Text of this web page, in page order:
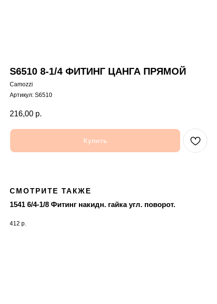
S6510 8-1/4 ФИТИНГ ЦАНГА ПРЯМОЙ
Camozzi
Артикул: S6510
216,00 р.
Купить
СМОТРИТЕ ТАКЖЕ
1541 6/4-1/8 Фитинг накидн. гайка угл. поворот.
412 р.